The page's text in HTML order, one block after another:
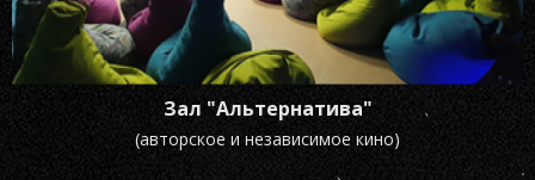
Зал "Альтернатива"
(авторское и независимое кино)